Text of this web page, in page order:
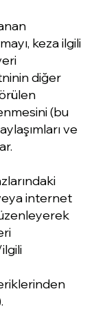
keza ilgili
diğer
(bu
ve
internet